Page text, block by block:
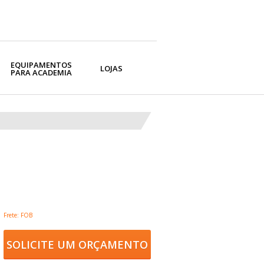
EQUIPAMENTOS
PARA ACADEMIA LOJAS
Frete: FOB
SOLICITE UM ORÇAMENTO